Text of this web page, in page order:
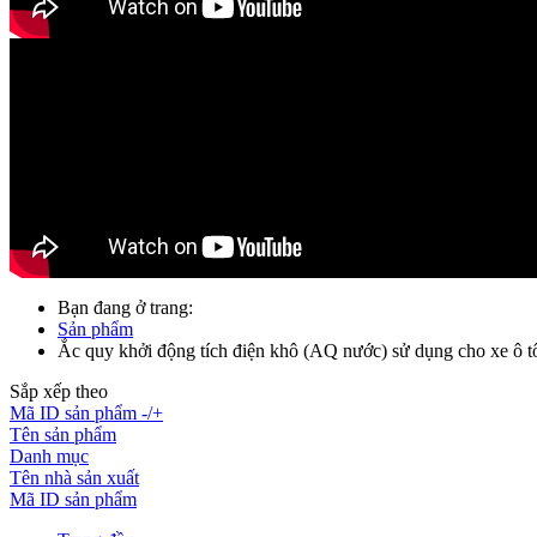
Bạn đang ở trang:
Sản phẩm
Ắc quy khởi động tích điện khô (AQ nước) sử dụng cho xe ô
Sắp xếp theo
Mã ID sản phẩm -/+
Tên sản phẩm
Danh mục
Tên nhà sản xuất
Mã ID sản phẩm